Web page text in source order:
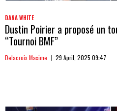
DANA WHITE
Dustin Poirier a proposé un
“Tournoi BMF”
Delacroix Maxime 29 April, 2025 09:47